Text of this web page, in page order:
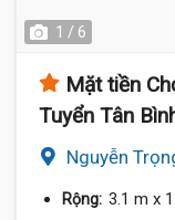
1 / 6
Mặt tiền
Tuyển Tân
Nguyễn
Rộng: 3.1 m x